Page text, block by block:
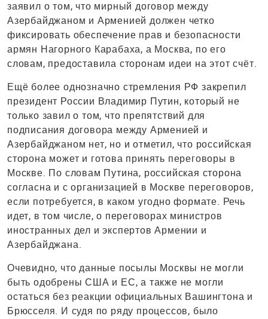
заявил о том, что мирный договор между
Азербайджаном и Арменией должен четко
фиксировать обеспечение прав и безопасности
армян Нагорного Карабаха, а Москва, по его
словам, предоставила сторонам идеи на этот счёт.
Ещё более однозначно стремления РФ закрепил
президент России Владимир Путин, который не
только завил о том, что препятствий для
подписания договора между Арменией и
Азербайджаном нет, но и отметил, что российская
сторона может и готова принять переговоры в
Москве. По словам Путина, российская сторона
согласна и с организацией в Москве переговоров,
если потребуется, в каком угодно формате. Речь
идет, в том числе, о переговорах министров
иностранных дел и экспертов Армении и
Азербайджана.
Очевидно, что данные посылы Москвы не могли
быть одобрены США и ЕС, а также не могли
остаться без реакции официальных Вашингтона и
Брюсселя. И судя по ряду процессов, было